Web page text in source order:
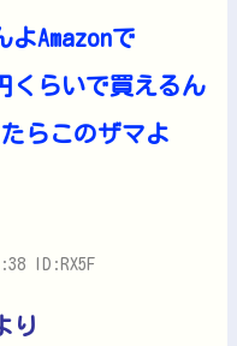
Amazonで
くらいで買えるん
らこのザマよ
ID:RX5F
り